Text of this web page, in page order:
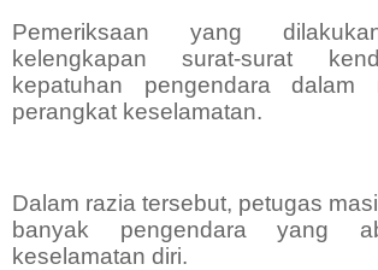
Pemeriksaan yang
kelengkapan surat-surat
kepatuhan pengendara dalam
perangkat keselamatan.
Dalam razia tersebut, petugas
banyak pengendara yang
keselamatan diri.